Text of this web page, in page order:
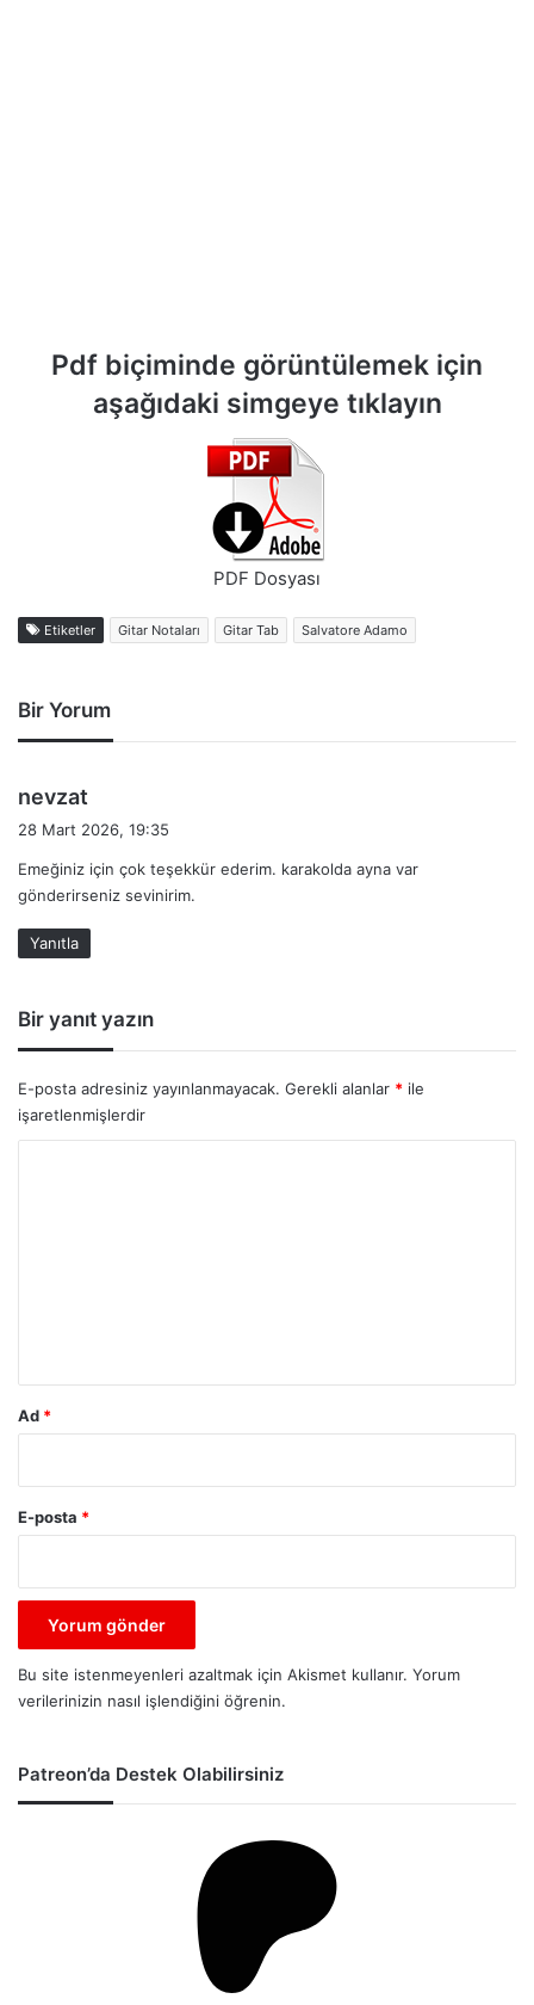
Pdf biçiminde görüntülemek için
aşağıdaki simgeye tıklayın
PDF Dosyası
Etiketler Gitar Notaları Gitar Tab Salvatore Adamo
Bir Yorum
nevzat
i
k
i
:
28 Mart 2026, 19:35
Emeğiniz için çok teşekkür ederim. karakolda ayna var
gönderirseniz sevinirim.
Yanıtla
Bir yanıt yazın
E-posta adresiniz yayınlanmayacak. Gerekli alanlar * ile
işaretlenmişlerdir
Ad *
E-posta *
Bu site istenmeyenleri azaltmak için Akismet kullanır. Yorum
verilerinizin nasıl işlendiğini öğrenin.
Patreon’da Destek Olabilirsiniz